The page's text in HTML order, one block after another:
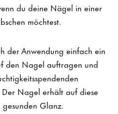
du deine Nägel in einer
möchtest.
der Anwendung einfach ein
den Nagel auftragen und
Nagel erhält auf diese
Glanz.